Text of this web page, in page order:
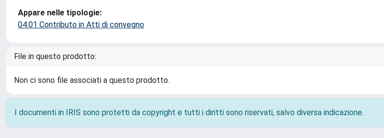
Appare nelle tipologie:
04.01 Contributo in Atti di convegno
File in questo prodotto:
Non ci sono file associati a questo prodotto.
I documenti in IRIS sono protetti da copyright e tutti i diritti sono riservati, salvo diversa indicazione.